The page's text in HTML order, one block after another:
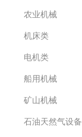
农业机械
机床类
电机类
船用机械
矿山机械
石油天然气设备